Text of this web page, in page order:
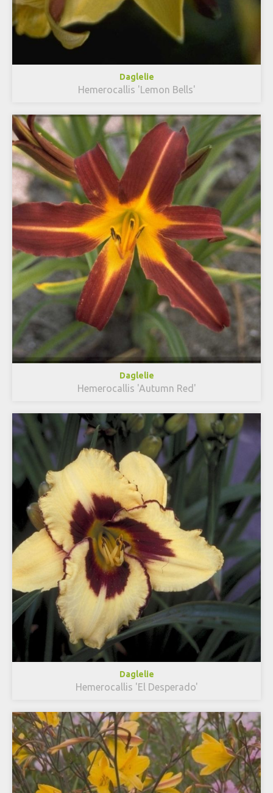
Daglelie
Hemerocallis 'Lemon Bells'
Daglelie
Hemerocallis 'Autumn Red'
Daglelie
Hemerocallis 'El Desperado'